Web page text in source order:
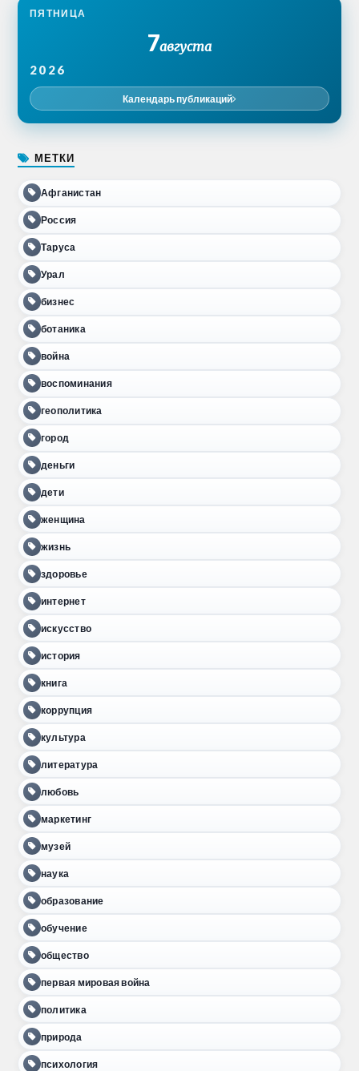
ПЯТНИЦА
7августа
2026
Календарь публикаций
МЕТКИ
Афганистан
Россия
Таруса
Урал
бизнес
ботаника
война
воспоминания
геополитика
город
деньги
дети
женщина
жизнь
здоровье
интернет
искусство
история
книга
коррупция
культура
литература
любовь
маркетинг
музей
наука
образование
обучение
общество
первая мировая война
политика
природа
психология